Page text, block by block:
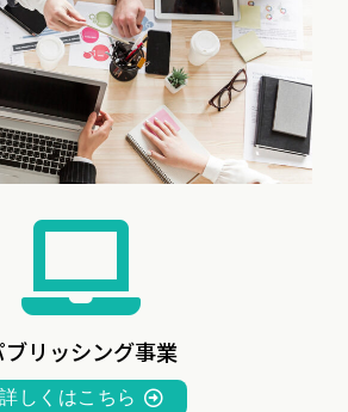
ブリッシング事業
詳しくはこちら